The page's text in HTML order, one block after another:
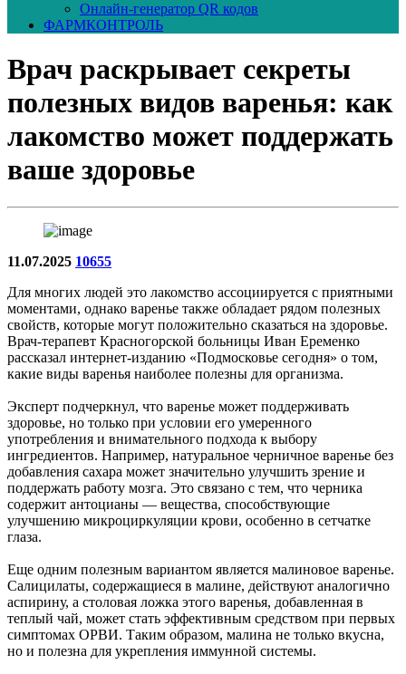
Онлайн-генератор QR кодов
ФАРМКОНТРОЛЬ
Врач раскрывает секреты
полезных видов варенья: как
лакомство может поддержать
ваше здоровье
11.07.2025 10655
Для многих людей это лакомство ассоциируется с приятными
моментами, однако варенье также обладает рядом полезных
свойств, которые могут положительно сказаться на здоровье.
Врач-терапевт Красногорской больницы Иван Еременко
рассказал интернет-изданию «Подмосковье сегодня» о том,
какие виды варенья наиболее полезны для организма.
Эксперт подчеркнул, что варенье может поддерживать
здоровье, но только при условии его умеренного
употребления и внимательного подхода к выбору
ингредиентов. Например, натуральное черничное варенье без
добавления сахара может значительно улучшить зрение и
поддержать работу мозга. Это связано с тем, что черника
содержит антоцианы — вещества, способствующие
улучшению микроциркуляции крови, особенно в сетчатке
глаза.
Еще одним полезным вариантом является малиновое варенье.
Салицилаты, содержащиеся в малине, действуют аналогично
аспирину, а столовая ложка этого варенья, добавленная в
теплый чай, может стать эффективным средством при первых
симптомах ОРВИ. Таким образом, малина не только вкусна,
но и полезна для укрепления иммунной системы.